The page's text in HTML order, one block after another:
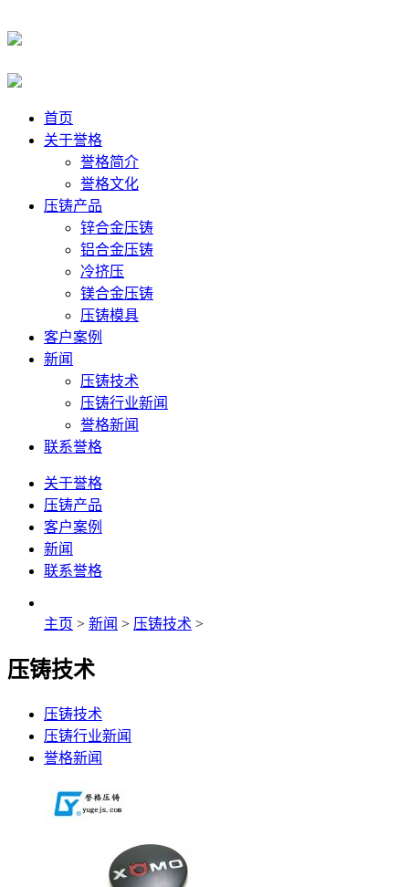
首页
关于誉格
誉格简介
誉格文化
压铸产品
锌合金压铸
铝合金压铸
冷挤压
镁合金压铸
压铸模具
客户案例
新闻
压铸技术
压铸行业新闻
誉格新闻
联系誉格
关于誉格
压铸产品
客户案例
新闻
联系誉格
主页 > 新闻 > 压铸技术 >
压铸技术
压铸技术
压铸行业新闻
誉格新闻